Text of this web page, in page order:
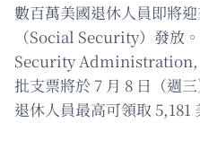
數百萬美國退休人員即將
（Social Security）發放
Security Administration,
批支票將於 7 月 8 日（週
退休人員最高可領取 5,181